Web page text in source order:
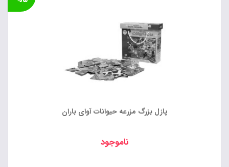
پازل بزرگ مزرعه حیوانات آوای باران
ناموجود